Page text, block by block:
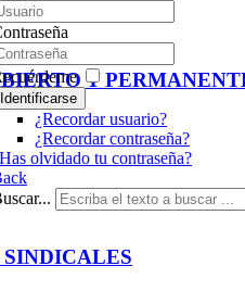
Identificarse
¿Recordar usuario?
¿Recordar contraseña?
olvidado tu contraseña?
Y